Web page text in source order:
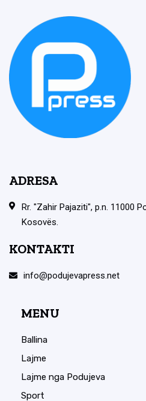
ADRESA
Rr. "Zahir Pajaziti", p.n. 11000
Kosovës.
KONTAKTI
info@podujevapress.net
MENU
Ballina
Lajme
Lajme nga Podujeva
Sport